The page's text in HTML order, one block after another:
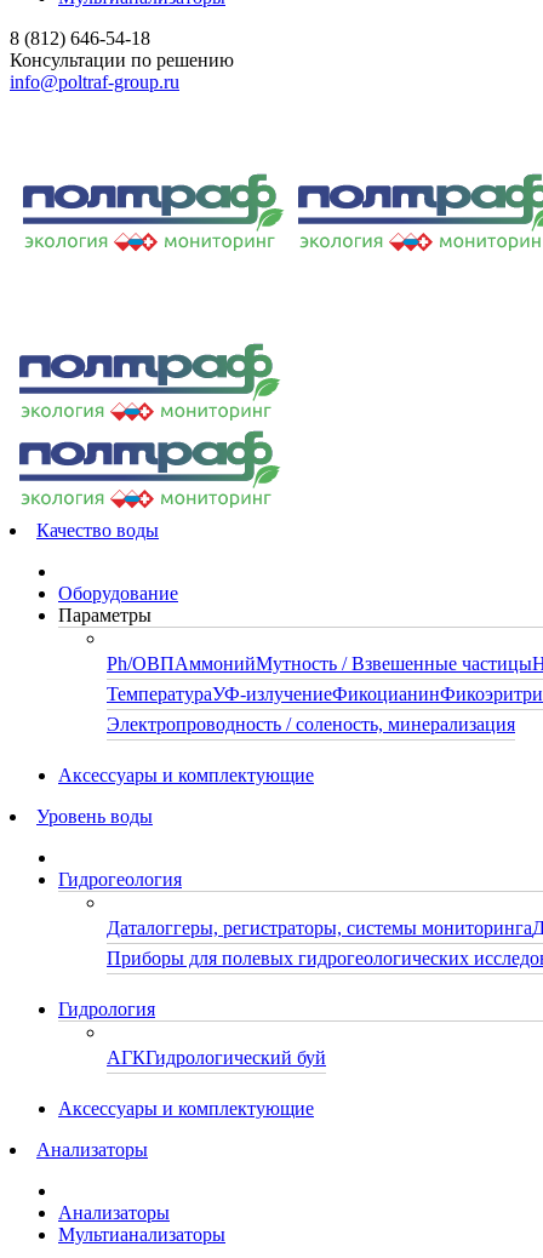
8 (812) 646-54-18
Консультации по решению
info@poltraf-group.ru
Качество воды
Оборудование
Параметры
Ph/ОВПАммонийМутность / Взвешенные частицы
ТемператураУФ-излучениеФикоцианин
Электропроводность / соленость, минерализация
Аксессуары и комплектующие
Уровень воды
Гидрогеология
Даталоггеры, регистраторы, системы мониторинга
Приборы для полевых гидрогеологических
Гидрология
АГКГидрологический буй
Аксессуары и комплектующие
Анализаторы
Анализаторы
Мультианализаторы